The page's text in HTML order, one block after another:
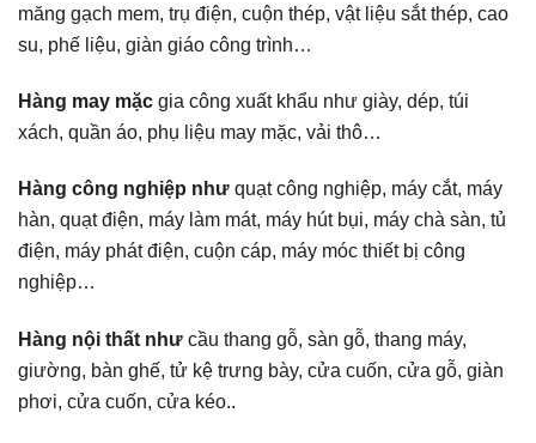
măng gạch mem, trụ điện, cuộn thép, vật liệu sắt thép, cao
su, phế liệu, giàn giáo công trình…
Hàng may mặc gia công xuất khẩu như giày, dép, túi
xách, quần áo, phụ liệu may mặc, vải thô…
Hàng công nghiệp như quạt công nghiệp, máy cắt, máy
hàn, quạt điện, máy làm mát, máy hút bụi, máy chà sàn, tủ
điện, máy phát điện, cuộn cáp, máy móc thiết bị công
nghiệp…
Hàng nội thất như cầu thang gỗ, sàn gỗ, thang máy,
giường, bàn ghế, tử kệ trưng bày, cửa cuốn, cửa gỗ, giàn
phơi, cửa cuốn, cửa kéo..